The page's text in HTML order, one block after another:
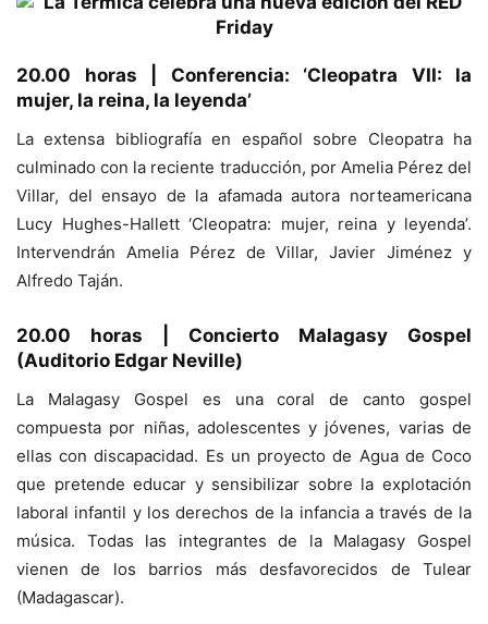
20.00 horas | Conferencia: ‘Cleopatra VII: la
mujer, la reina, la leyenda’
La extensa bibliografía en español sobre Cleopatra ha
culminado con la reciente traducción, por Amelia Pérez del
Villar, del ensayo de la afamada autora norteamericana
Lucy Hughes-Hallett ‘Cleopatra: mujer, reina y leyenda’.
Intervendrán Amelia Pérez de Villar, Javier Jiménez y
Alfredo Taján.
20.00 horas | Concierto Malagasy Gospel
(Auditorio Edgar Neville)
La Malagasy Gospel es una coral de canto gospel
compuesta por niñas, adolescentes y jóvenes, varias de
ellas con discapacidad. Es un proyecto de Agua de Coco
que pretende educar y sensibilizar sobre la explotación
laboral infantil y los derechos de la infancia a través de la
música. Todas las integrantes de la Malagasy Gospel
vienen de los barrios más desfavorecidos de Tulear
(Madagascar).